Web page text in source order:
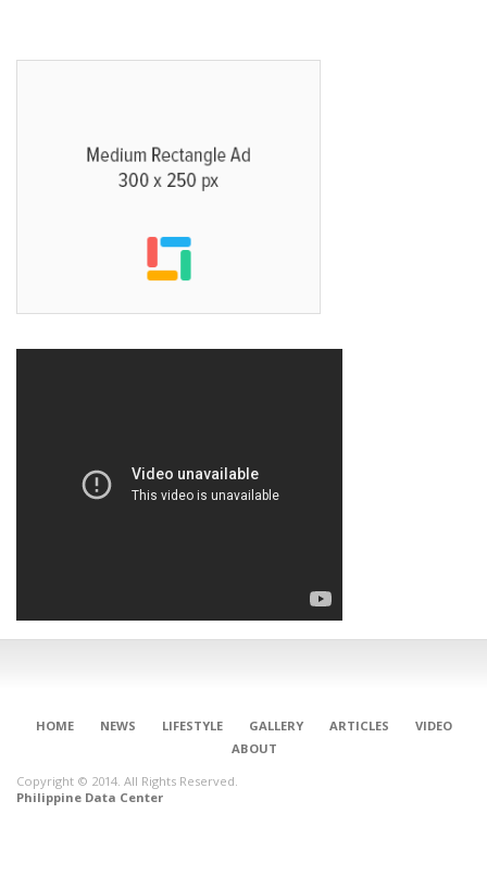
HOME NEWS LIFESTYLE GALLERY ARTICLES
VIDEO
ABOUT
Copyright © 2014. All Rights Reserved.
Philippine Data Center